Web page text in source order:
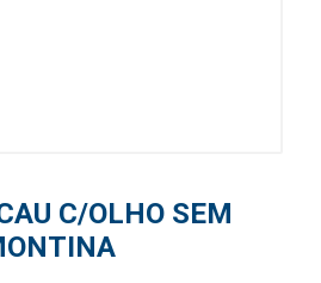
C/OLHO SEM